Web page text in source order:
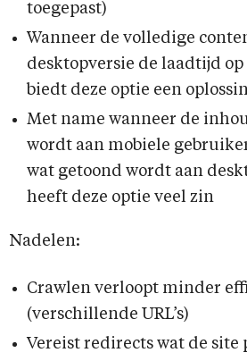
toegepast)
Wanneer de volledige
desktopversie de laadtijd
biedt deze optie een
Met name wanneer de
wordt aan mobiele
wat getoond wordt aan
heeft deze optie veel zin
Nadelen:
Crawlen verloopt minder
(verschillende URL’s)
Vereist redirects wat de site